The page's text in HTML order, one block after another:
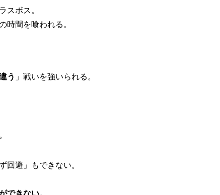
スボス。
時間を喰われる。
う 」戦いを強いられる。
回避」もできない。
できない。